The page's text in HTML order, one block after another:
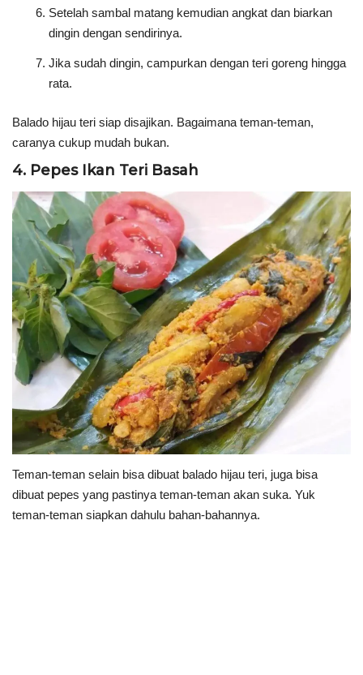
Setelah sambal matang kemudian angkat dan biarkan
dingin dengan sendirinya.
Jika sudah dingin, campurkan dengan teri goreng hingga
rata.
Balado hijau teri siap disajikan. Bagaimana teman-teman,
caranya cukup mudah bukan.
4. Pepes Ikan Teri Basah
Teman-teman selain bisa dibuat balado hijau teri, juga bisa
dibuat pepes yang pastinya teman-teman akan suka. Yuk
teman-teman siapkan dahulu bahan-bahannya.